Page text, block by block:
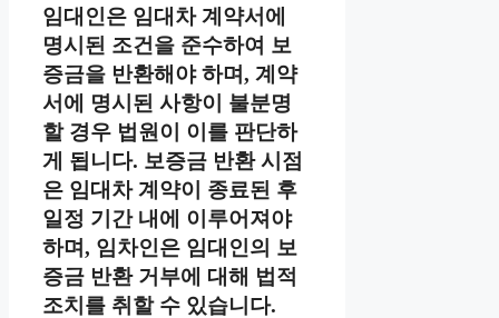
임대인은 임대차 계약서에
명시된 조건을 준수하여 보
증금을 반환해야 하며, 계약
서에 명시된 사항이 불분명
할 경우 법원이 이를 판단하
게 됩니다. 보증금 반환 시점
은 임대차 계약이 종료된 후
일정 기간 내에 이루어져야
하며, 임차인은 임대인의 보
증금 반환 거부에 대해 법적
조치를 취할 수 있습니다.